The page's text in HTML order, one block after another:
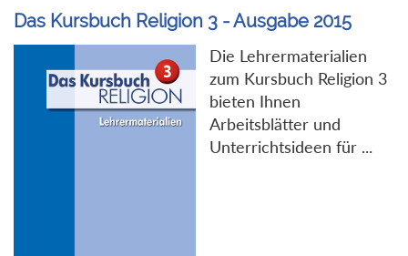
Das Kursbuch Religion 3 - Ausgabe 2015
Die Lehrermaterialien
zum Kursbuch Religion 3
bieten Ihnen
Arbeitsblätter und
Unterrichtsideen für ...